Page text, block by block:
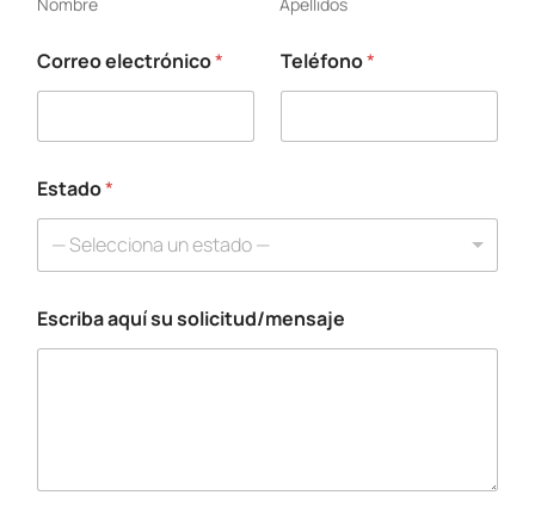
a
q
í
T
f
n
o
Correo electrónico* Teléfono*
Estado*
— Selecciona un estado —
Escriba aquí su solicitud/mensaje